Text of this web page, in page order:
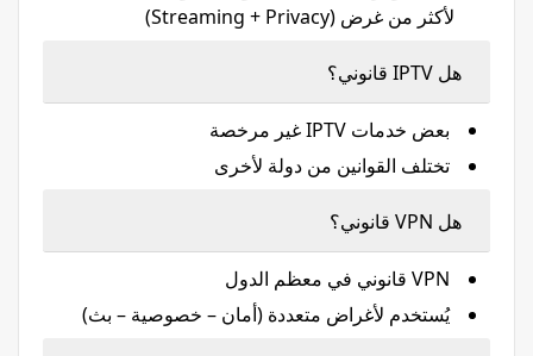
لأكثر من غرض (Streaming + Privacy)
هل IPTV قانوني؟
بعض خدمات IPTV غير مرخصة
تختلف القوانين من دولة لأخرى
هل VPN قانوني؟
يُستخدم لأغراض متعددة (أمان – خصوصية – بث)